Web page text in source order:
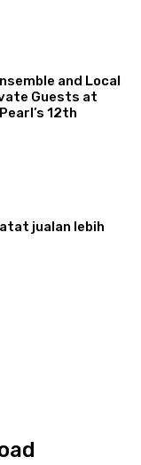
and Local
Guests at
12th
jualan lebih